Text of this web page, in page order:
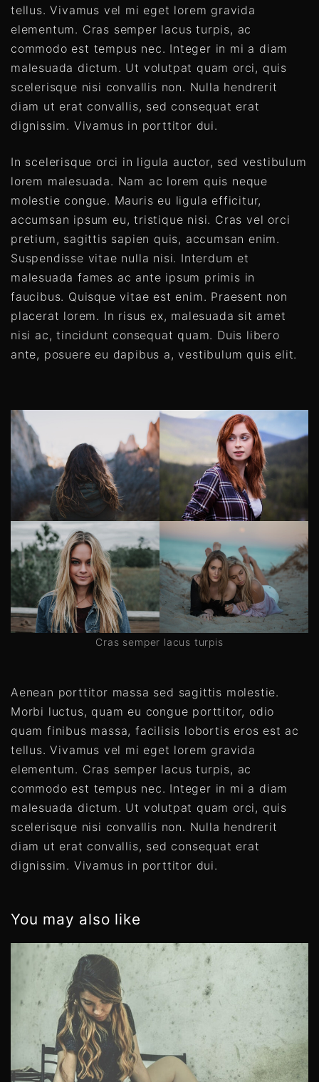
tellus. Vivamus vel mi eget lorem gravida
elementum. Cras semper lacus turpis, ac
commodo est tempus nec. Integer in mi a diam
malesuada dictum. Ut volutpat quam orci, quis
scelerisque nisi convallis non. Nulla hendrerit
diam ut erat convallis, sed consequat erat
dignissim. Vivamus in porttitor dui.
In scelerisque orci in ligula auctor, sed vestibulum
lorem malesuada. Nam ac lorem quis neque
molestie congue. Mauris eu ligula efficitur,
accumsan ipsum eu, tristique nisi. Cras vel orci
pretium, sagittis sapien quis, accumsan enim.
Suspendisse vitae nulla nisi. Interdum et
malesuada fames ac ante ipsum primis in
faucibus. Quisque vitae est enim. Praesent non
placerat lorem. In risus ex, malesuada sit amet
nisi ac, tincidunt consequat quam. Duis libero
ante, posuere eu dapibus a, vestibulum quis elit.
Cras semper lacus turpis
Aenean porttitor massa sed sagittis molestie.
Morbi luctus, quam eu congue porttitor, odio
quam finibus massa, facilisis lobortis eros est ac
tellus. Vivamus vel mi eget lorem gravida
elementum. Cras semper lacus turpis, ac
commodo est tempus nec. Integer in mi a diam
malesuada dictum. Ut volutpat quam orci, quis
scelerisque nisi convallis non. Nulla hendrerit
diam ut erat convallis, sed consequat erat
dignissim. Vivamus in porttitor dui.
You may also like